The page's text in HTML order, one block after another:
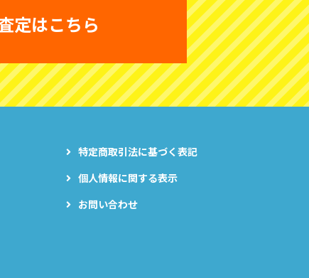
定はこちら
特定商取引法に基づく表記
個人情報に関する表示
お問い合わせ